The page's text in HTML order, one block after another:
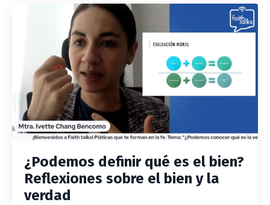
¿Podemos definir qué es el bien?
Reflexiones sobre el bien y la
verdad